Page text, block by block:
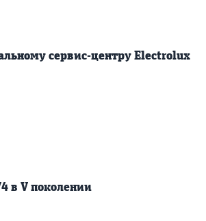
сервис-центру Electrolux
в V поколении